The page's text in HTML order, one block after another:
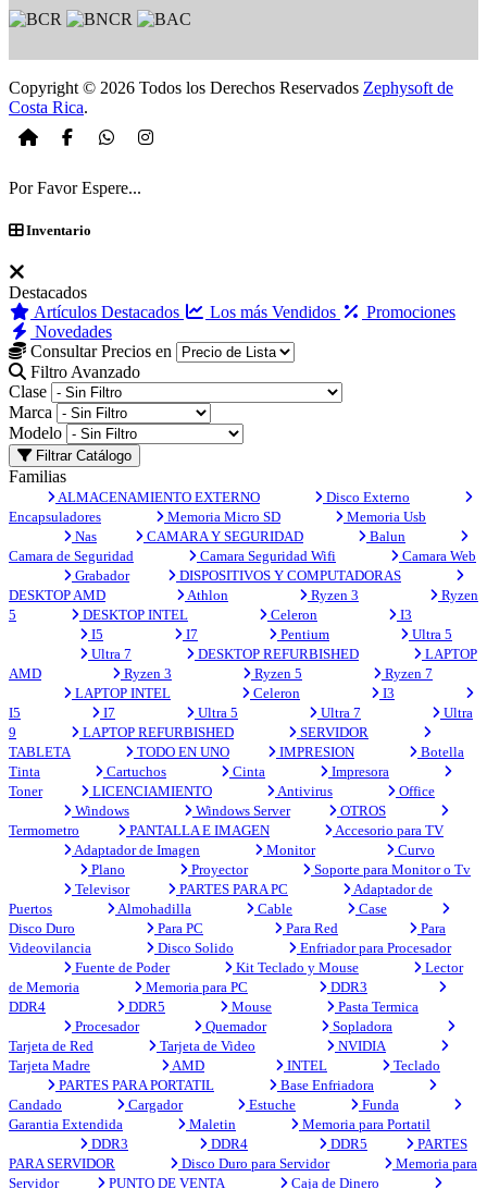
Copyright © 2026 Todos los Derechos Reservados Zephysoft de
Costa Rica.
Por Favor Espere...
Inventario
Destacados
Artículos Destacados
Los más Vendidos
Promociones
Novedades
Consultar Precios en
Filtro Avanzado
Clase
Marca
Modelo
Filtrar Catálogo
Familias
ALMACENAMIENTO EXTERNO
Disco Externo
Encapsuladores
Memoria Micro SD
Memoria Usb
Nas
CAMARA Y SEGURIDAD
Balun
Camara de Seguridad
Camara Seguridad Wifi
Camara Web
Grabador
DISPOSITIVOS Y COMPUTADORAS
DESKTOP AMD
Athlon Ryzen 3
Ryzen
5
DESKTOP INTEL Celeron
I3
I5
I7 Pentium
Ultra 5
Ultra 7
DESKTOP REFURBISHED
LAPTOP
AMD
Ryzen 3 Ryzen 5
Ryzen 7
LAPTOP INTEL
Celeron
I3
I5
I7 Ultra 5 Ultra 7
Ultra
9
LAPTOP REFURBISHED
SERVIDOR
TABLETA
TODO EN UNO IMPRESION
Botella
Tinta
Cartuchos Cinta
Impresora
Toner
LICENCIAMIENTO Antivirus
Office
Windows
Windows Server
OTROS
Termometro
PANTALLA E IMAGEN
Accesorio para TV
Adaptador de Imagen
Monitor
Curvo
Plano
Proyector
Soporte para Monitor o Tv
Televisor
PARTES PARA PC
Adaptador de
Puertos
Almohadilla Cable
Case
Disco Duro
Para PC Para Red
Para
Videovilancia
Disco Solido
Enfriador para Procesador
Fuente de Poder
Kit Teclado y Mouse
Lector
de Memoria
Memoria para PC
DDR3
DDR4
DDR5 Mouse
Pasta Termica
Procesador
Quemador
Sopladora
Tarjeta de Red
Tarjeta de Video
NVIDIA
Tarjeta Madre
AMD INTEL
Teclado
PARTES PARA PORTATIL
Base Enfriadora
Candado
Cargador Estuche
Funda
Garantia Extendida
Maletin
Memoria para Portatil
DDR3
DDR4 DDR5
PARTES
PARA SERVIDOR
Disco Duro para Servidor
Memoria para
Servidor
PUNTO DE VENTA Caja de Dinero